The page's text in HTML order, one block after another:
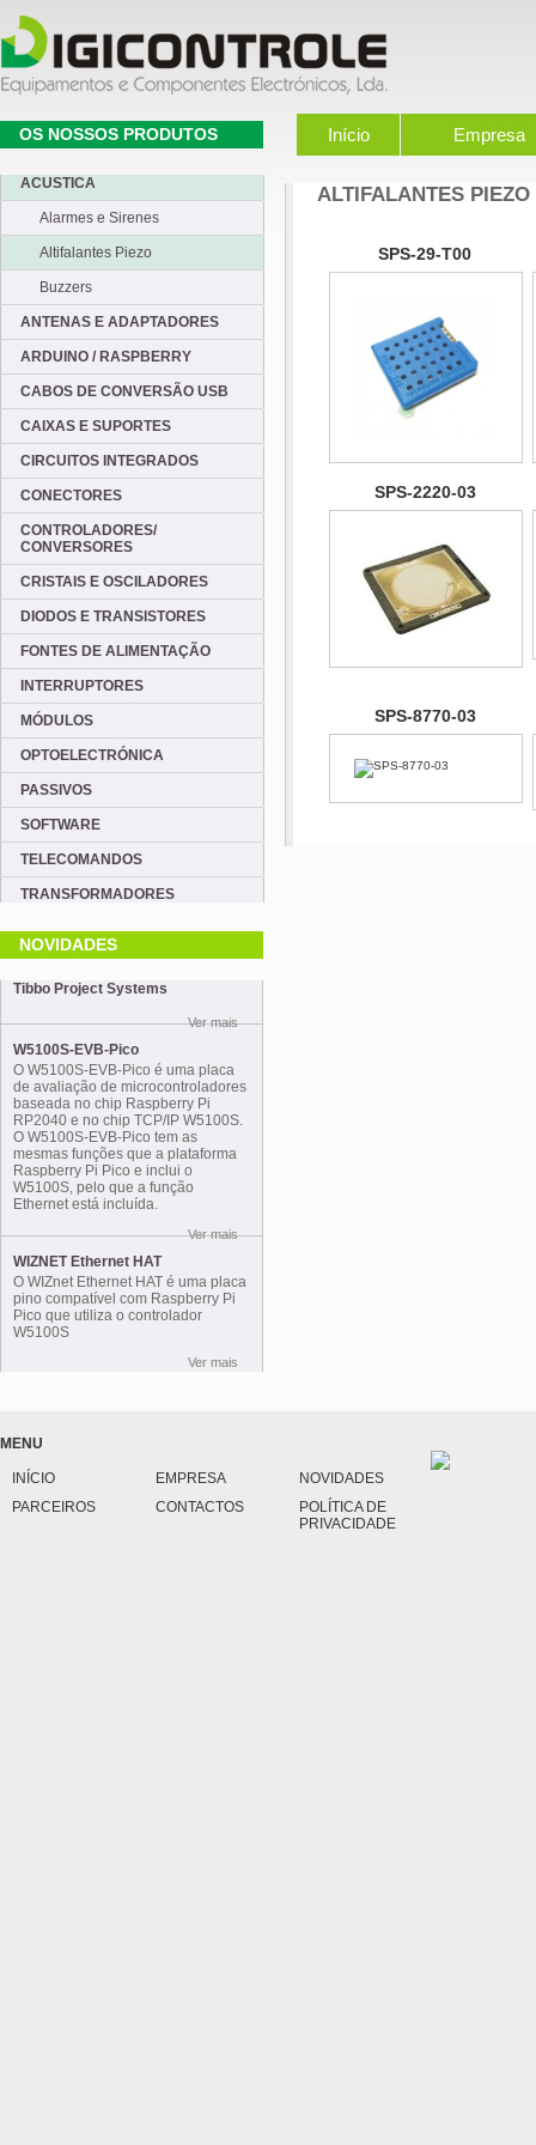
Início Empresa
ALTIFALANTES PIEZO
SPS-29-T00
SPS-2220-03
SPS-8770-03
OS NOSSOS PRODUTOS
ACUSTICA
Alarmes e Sirenes
Altifalantes Piezo
Buzzers
ANTENAS E ADAPTADORES
ARDUINO / RASPBERRY
CABOS DE CONVERSÃO USB
CAIXAS E SUPORTES
CIRCUITOS INTEGRADOS
CONECTORES
CONTROLADORES/
CONVERSORES
CRISTAIS E OSCILADORES
DIODOS E TRANSISTORES
FONTES DE ALIMENTAÇÃO
INTERRUPTORES
MÓDULOS
OPTOELECTRÓNICA
PASSIVOS
SOFTWARE
TELECOMANDOS
TRANSFORMADORES
NOVIDADES
Tibbo Project Systems
Ver mais
W5100S-EVB-Pico
O W5100S-EVB-Pico é uma placa
de avaliação de microcontroladores
baseada no chip Raspberry Pi
RP2040 e no chip TCP/IP W5100S.
O W5100S-EVB-Pico tem as
mesmas funções que a plataforma
Raspberry Pi Pico e inclui o
W5100S, pelo que a função
Ethernet está incluída.
Ver mais
WIZNET Ethernet HAT
O WIZnet Ethernet HAT é uma placa
pino compatível com Raspberry Pi
Pico que utiliza o controlador
W5100S
Ver mais
MENU
INÍCIO EMPRESA
NOVIDADES
PARCEIROS
CONTACTOS
POLÍTICA DE
PRIVACIDADE